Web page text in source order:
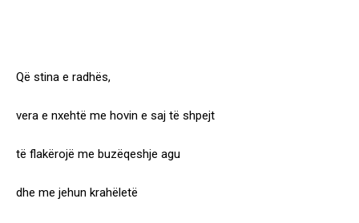
Që stina e radhës,
vera e nxehtë me hovin e saj të shpejt
të flakërojë me buzëqeshje agu
dhe me jehun krahëletë